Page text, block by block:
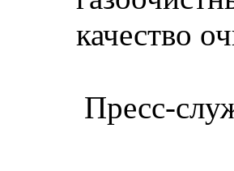
качество
Пресс-